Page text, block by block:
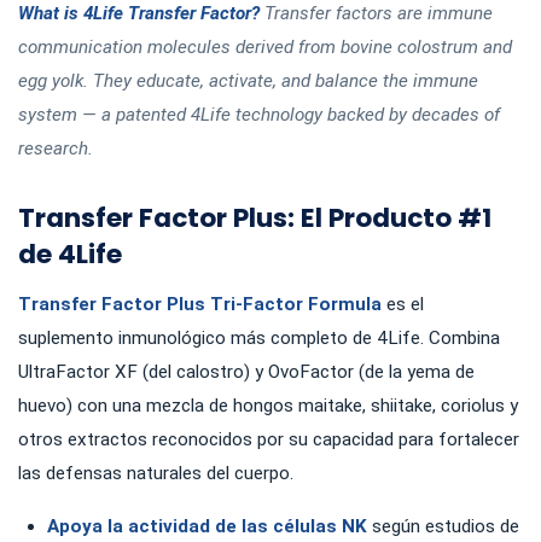
What is 4Life Transfer Factor?Transfer factors are immune
communication molecules derived from bovine colostrum and
egg yolk. They educate, activate, and balance the immune
system — a patented 4Life technology backed by decades of
research.
Transfer Factor Plus: El Producto #1
de 4Life
Transfer Factor Plus Tri-Factor Formula es el
suplemento inmunológico más completo de 4Life. Combina
UltraFactor XF (del calostro) y OvoFactor (de la yema de
huevo) con una mezcla de hongos maitake, shiitake, coriolus y
otros extractos reconocidos por su capacidad para fortalecer
las defensas naturales del cuerpo.
Apoya la actividad de las células NK según estudios de